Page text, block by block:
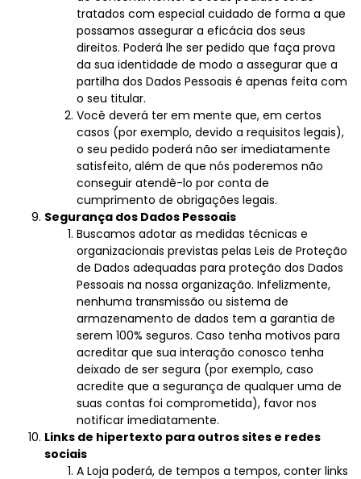
tratados com especial cuidado de forma a que
possamos assegurar a eficácia dos seus
direitos. Poderá lhe ser pedido que faça prova
da sua identidade de modo a assegurar que a
partilha dos Dados Pessoais é apenas feita com
o seu titular.
Você deverá ter em mente que, em certos
casos (por exemplo, devido a requisitos legais),
o seu pedido poderá não ser imediatamente
satisfeito, além de que nós poderemos não
conseguir atendê-lo por conta de
cumprimento de obrigações legais.
Segurança dos Dados Pessoais
Buscamos adotar as medidas técnicas e
organizacionais previstas pelas Leis de Proteção
de Dados adequadas para proteção dos Dados
Pessoais na nossa organização. Infelizmente,
nenhuma transmissão ou sistema de
armazenamento de dados tem a garantia de
serem 100% seguros. Caso tenha motivos para
acreditar que sua interação conosco tenha
deixado de ser segura (por exemplo, caso
acredite que a segurança de qualquer uma de
suas contas foi comprometida), favor nos
notificar imediatamente.
Links de hipertexto para outros sites e redes
sociais
A Loja poderá, de tempos a tempos, conter links